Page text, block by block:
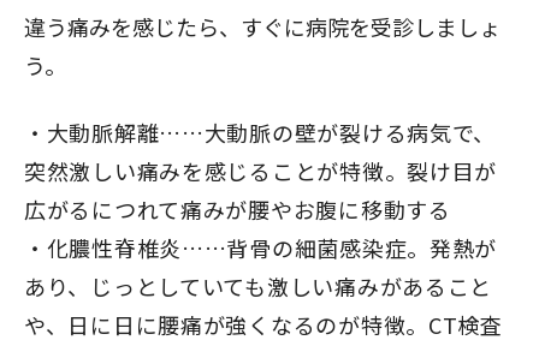
違う痛みを感じたら、すぐに病院を受診しましょ
う。
大動脈解離……大動脈の壁が裂ける病気で、
突然激しい痛みを感じることが特徴。裂け目が
広がるにつれて痛みが腰やお腹に移動する
化膿性脊椎炎……背骨の細菌感染症。発熱が
あり、じっとしていても激しい痛みがあること
や、日に日に腰痛が強くなるのが特徴。CT検査